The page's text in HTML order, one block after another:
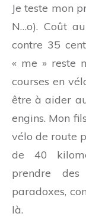
Je teste mon
N…o). Coût
contre 35
« me » reste
courses en
être à aider
engins. Mon
vélo de route
de 40
prendre
paradoxes,
là.